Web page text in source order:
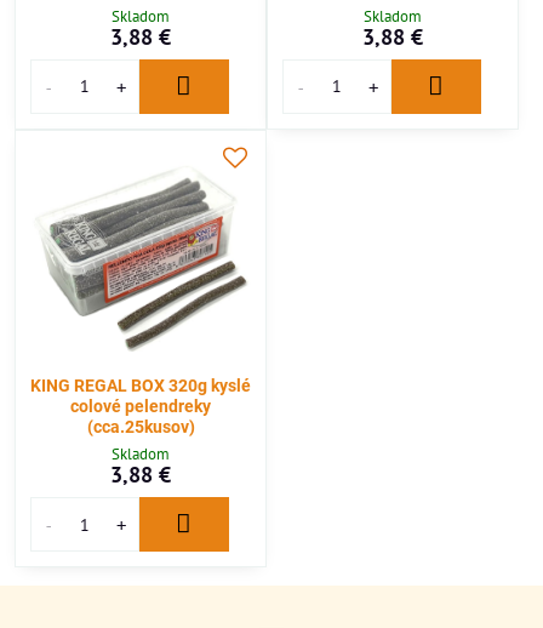
Skladom
3,88 €
Skladom
3,88 €
KING REGAL BOX 320g kyslé
colové pelendreky
(cca.25kusov)
Skladom
3,88 €